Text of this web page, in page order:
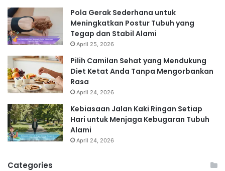
Pola Gerak Sederhana untuk
Meningkatkan Postur Tubuh yang
Tegap dan Stabil Alami
April 25, 2026
Pilih Camilan Sehat yang Mendukung
Diet Ketat Anda Tanpa Mengorbankan
Rasa
April 24, 2026
Kebiasaan Jalan Kaki Ringan Setiap
Hari untuk Menjaga Kebugaran Tubuh
Alami
April 24, 2026
Categories